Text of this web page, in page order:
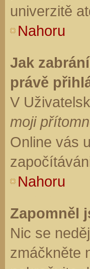
univerzitě
Nahoru
Jak
právě
V
moji
Online vás
Nahoru
Zapomněl
Nic se
zmáčkněte